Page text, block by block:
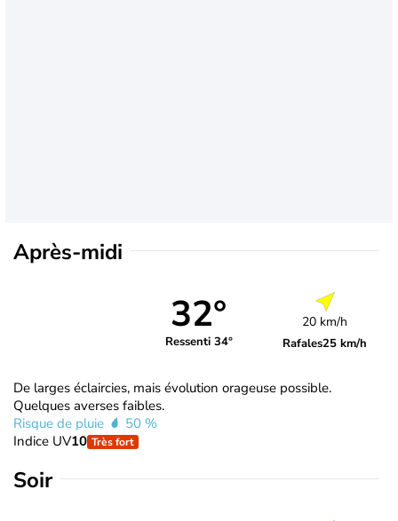
Après-midi
32°
Ressenti 34°
20 km/h
Rafales25 km/h
De larges éclaircies, mais évolution orageuse possible.
Quelques averses faibles.
Risque de pluie
50 %
Indice UV10 Très fort
Soir